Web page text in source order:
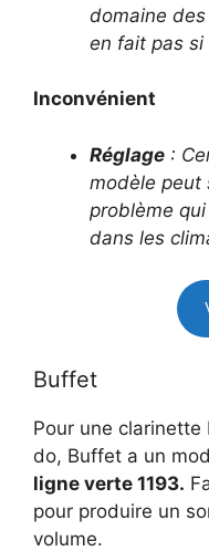
domaine des
en fait pas si
Inconvénient
Réglage :
modèle peut
problème
dans les
Buffet
Pour une
do, Buffet a un
ligne verte 1193.
pour produire un
volume.